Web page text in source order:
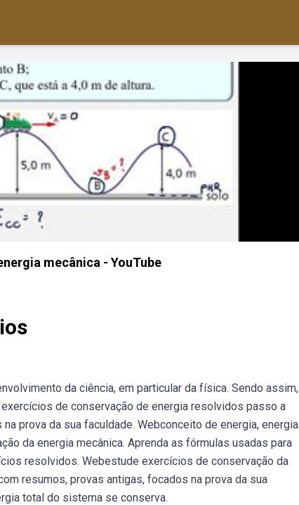
mecânica - YouTube
da ciência, em particular da física. Sendo assim,
de conservação de energia resolvidos passo a
prova da sua faculdade. Webconceito de energia, energia
da energia mecânica. Aprenda as fórmulas usadas para
resolvidos. Webestude exercícios de conservação da
resumos, provas antigas, focados na prova da sua
total do sistema se conserva.